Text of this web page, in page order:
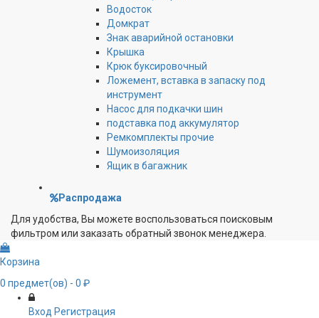
Водосток
Домкрат
Знак аварийной остановки
Крышка
Крюк буксировочный
Ложемент, вставка в запаску под
инструмент
Насос для подкачки шин
подставка под аккумулятор
Ремкомплекты прочие
Шумоизоляция
Ящик в багажник
Распродажа
Для удобства, Вы можете воспользоваться поисковым
фильтром или заказать обратный звонок менеджера.
Корзина
0 предмет(ов) - 0 ₽
Вход Регистрация